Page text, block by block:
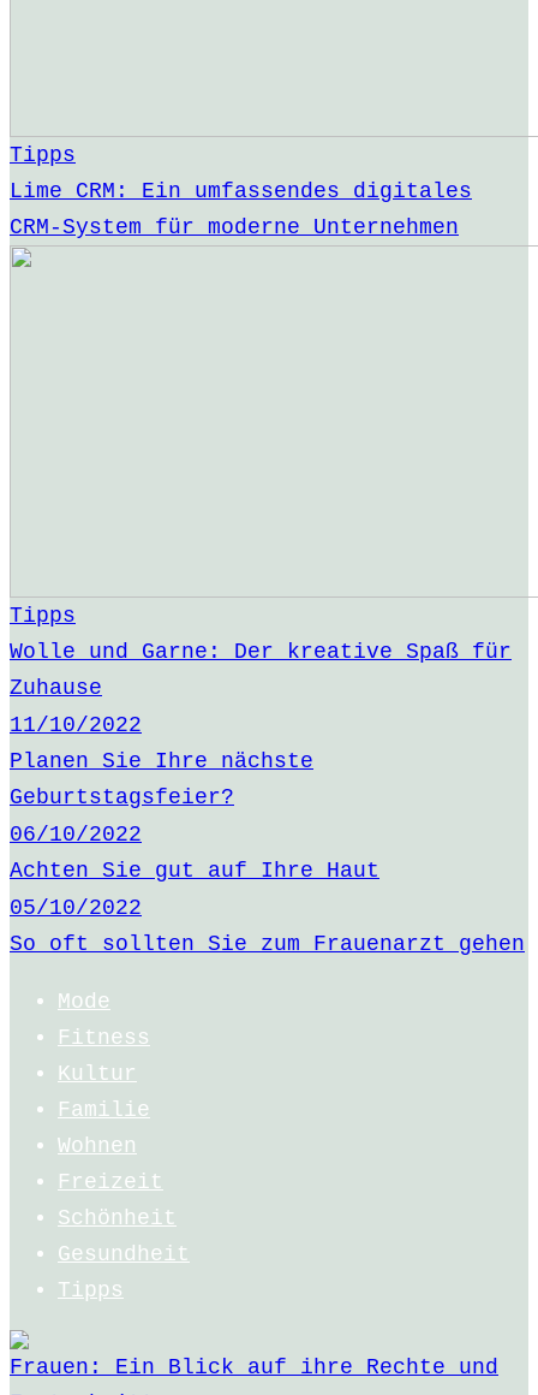
Tipps
Lime CRM: Ein umfassendes digitales
CRM-System für moderne Unternehmen
Tipps
Wolle und Garne: Der kreative Spaß für
Zuhause
11/10/2022
Planen Sie Ihre nächste
Geburtstagsfeier?
06/10/2022
Achten Sie gut auf Ihre Haut
05/10/2022
So oft sollten Sie zum Frauenarzt gehen
Mode
Fitness
Kultur
Familie
Wohnen
Freizeit
Schönheit
Gesundheit
Tipps
Frauen: Ein Blick auf ihre Rechte und